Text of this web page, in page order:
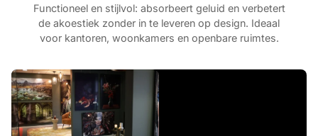
Functioneel en stijlvol: absorbeert geluid en verbetert
de akoestiek zonder in te leveren op design. Ideaal
voor kantoren, woonkamers en openbare ruimtes.